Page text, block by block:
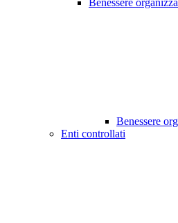
Benessere
Benessere
Enti controllati